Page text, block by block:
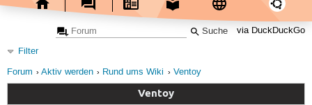
via DuckDuckGo
Filter
Forum
Aktiv werden Rund ums Wiki Ventoy
Ventoy